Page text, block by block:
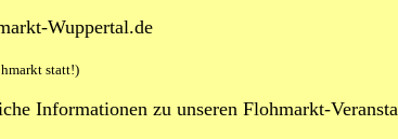
Wuppertal.de
statt!)
Informationen zu unseren Flohmarkt-